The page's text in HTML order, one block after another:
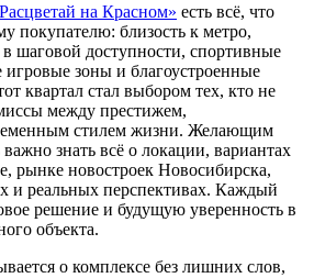
на Красном» есть всё, что
покупателю: близость к метро,
шаговой доступности, спортивные
зоны и благоустроенные
квартал стал выбором тех, кто не
между престижем,
стилем жизни. Желающим
важно знать всё о локации, вариантах
рынке новостроек Новосибирска,
и реальных перспективах. Каждый
решение и будущую уверенность в
объекта.
о комплексе без лишних слов,